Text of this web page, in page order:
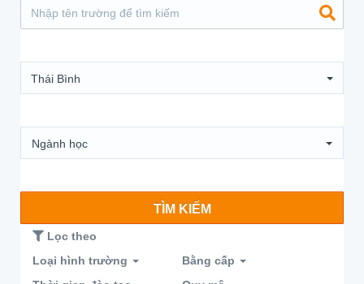
Thái Bình
Ngành học
TÌM KIẾM
Lọc theo
Loại hình trường
Bằng cấp